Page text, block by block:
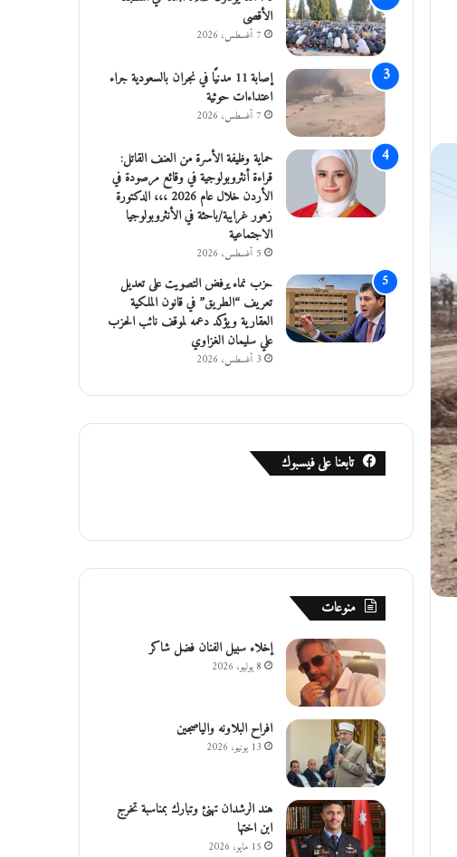
الأقصى
7 أغسطس، 2026
إصابة 11 مدنيًا في نجران بالسعودية جراء
اعتداءات حوثية
7 أغسطس، 2026
حماية وظيفة الأسرة من العنف القاتل:
قراءة أنثروبولوجية في وقائع مرصودة في
الأردن خلال عام 2026 ،،، الدكتورة
زهور غرايبة/باحثة في الأنثروبولوجيا
الاجتماعية
5 أغسطس، 2026
حزب نماء يرفض التصويت على تعديل
تعريف “الطريق” في قانون الملكية
العقارية ويؤكد دعمه لموقف نائب الحزب
علي سليمان الغزاوي
3 أغسطس، 2026
تابعنا على فيسبوك
منوعات
إخلاء سبيل الفنان فضل شاكر
8 يوليو، 2026
افراح البلاونه والياصجين
13 يونيو، 2026
هند الرشدان تهنئ وتبارك بمناسبة تخرج
ابن اختها
15 مايو، 2026